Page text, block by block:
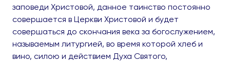
заповеди Христовой, данное таинство постоянно
совершается в Церкви Христовой и будет
совершаться до скончания века за богослужением,
называемым литургией, во время которой хлеб и
вино, силою и действием Духа Святого,